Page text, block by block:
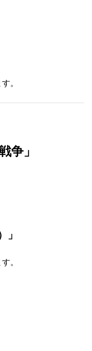
。
争」
」
。